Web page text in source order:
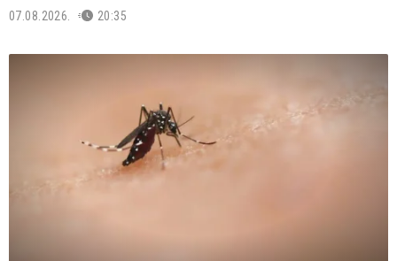
07.08.2026. 20:35